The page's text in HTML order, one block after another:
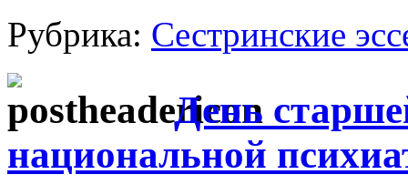
Рубрика: Сестринские
День
национальной